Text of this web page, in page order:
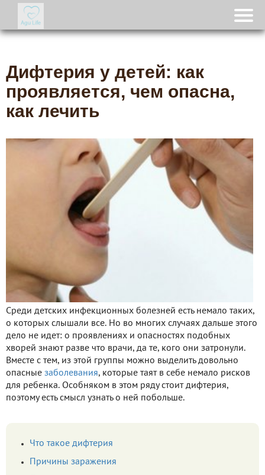
Дифтерия у детей: как
проявляется, чем опасна,
как лечить
Среди детских инфекционных болезней есть немало таких,
о которых слышали все. Но во многих случаях дальше этого
дело не идет: о проявлениях и опасностях подобных
хворей знают разве что врачи, да те, кого они затронули.
Вместе с тем, из этой группы можно выделить довольно
опасные заболевания, которые таят в себе немало рисков
для ребенка. Особняком в этом ряду стоит дифтерия,
поэтому есть смысл узнать о ней побольше.
Что такое дифтерия
Причины заражения